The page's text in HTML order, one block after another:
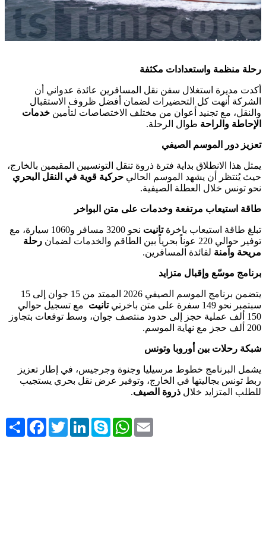
رحلة منظمة واستعدادات مكثفة
أكدت مديرة استغلال سفن نقل المسافرين عائدة عدواني أن
الشركة أنهت كل التحضيرات لضمان أفضل ظروف الاستقبال
والنقل، مع تجنيد أعوان من مختلف الاختصاصات لتأمين خدمات
الإحاطة والراحة طوال الرحلة.
تعزيز دور الموسم الصيفي
يمثل هذا الانطلاق بداية فترة ذروة تنقل التونسيين المقيمين بالخارج،
حيث يُنتظر أن يشهد الموسم الحالي حركية قوية في النقل البحري
نحو تونس خلال العطلة الصيفية.
طاقة استيعاب مرتفعة وخدمات على متن البواخر
تبلغ طاقة استيعاب باخرةتانيت
نحو 3200 مسافر و1060 سيارة، مع
توفير حوالي 220 عوناً بحرياً بين الطاقم والخدمات لضمان
رحلة
مريحة وآمنة لفائدة المسافرين.
برنامج موسّع وإقبال متزايد
يتضمن برنامج الموسم الصيفي 2026 الممتد من 15 جوان إلى 15
سبتمبر نحو 149 سفرة على متن باخرتي
تانيت مع تسجيل حوالي
150 ألف عملية حجز إلى حدود منتصف جوان، وسط توقعات بتجاوز
200 ألف حجز مع نهاية الموسم.
شبكة رحلات بين أوروبا وتونس
يشمل البرنامج خطوط مرسيليا وجنوة وجرجيس، في إطار تعزيز
ربط تونس بجاليتها في الخارج، وتوفير عرض نقل بحري يستجيب
للطلب المتزايد خلال ذروة الصيف.
Share FacebookTwitterLinkedInSkype WhatsApp